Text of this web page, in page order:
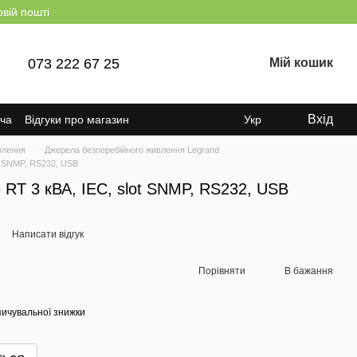
пошті
073 222 67 25 Мій кошик
Відгуки про магазин Укр Вхід
Джерела безперебійного живлення Legrand
RS232, USB
3 кВА, IEC, slot SNMP, RS232, USB
Написати відгук
Порівняти В бажання
знижки